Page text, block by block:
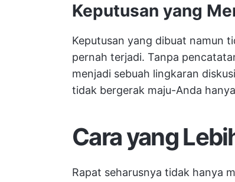
Keputusan yang
Keputusan yang dibuat namun
pernah terjadi. Tanpa
menjadi sebuah lingkaran
tidak bergerak maju-Anda
Cara yang
Rapat seharusnya tidak hanya